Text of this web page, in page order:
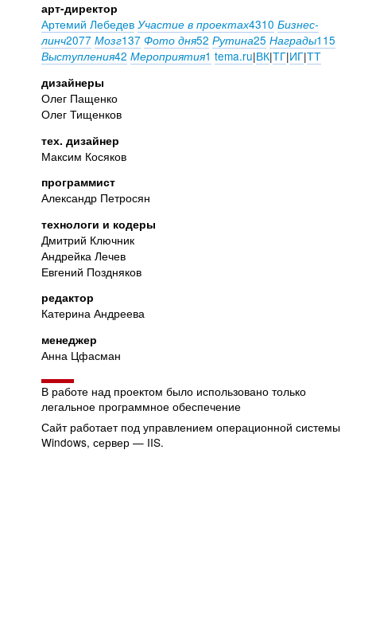
арт-директор
Артемий Лебедев Участие в проектах4310 Бизнес-
линч2077 Мозг137 Фото дня52 Рутина25 Награды115
Выступления42 Мероприятия1 tema.ru|ВК|ТГ|ИГ|ТТ
дизайнеры
Олег Пащенко
Олег Тищенков
тех. дизайнер
Максим Косяков
программист
Александр Петросян
технологи и кодеры
Дмитрий Ключник
Андрейка Лечев
Евгений Поздняков
редактор
Катерина Андреева
менеджер
Анна Цфасман
В работе над проектом было использовано только
легальное программное обеспечение
Сайт работает под управлением операционной системы
Windows, сервер — IIS.